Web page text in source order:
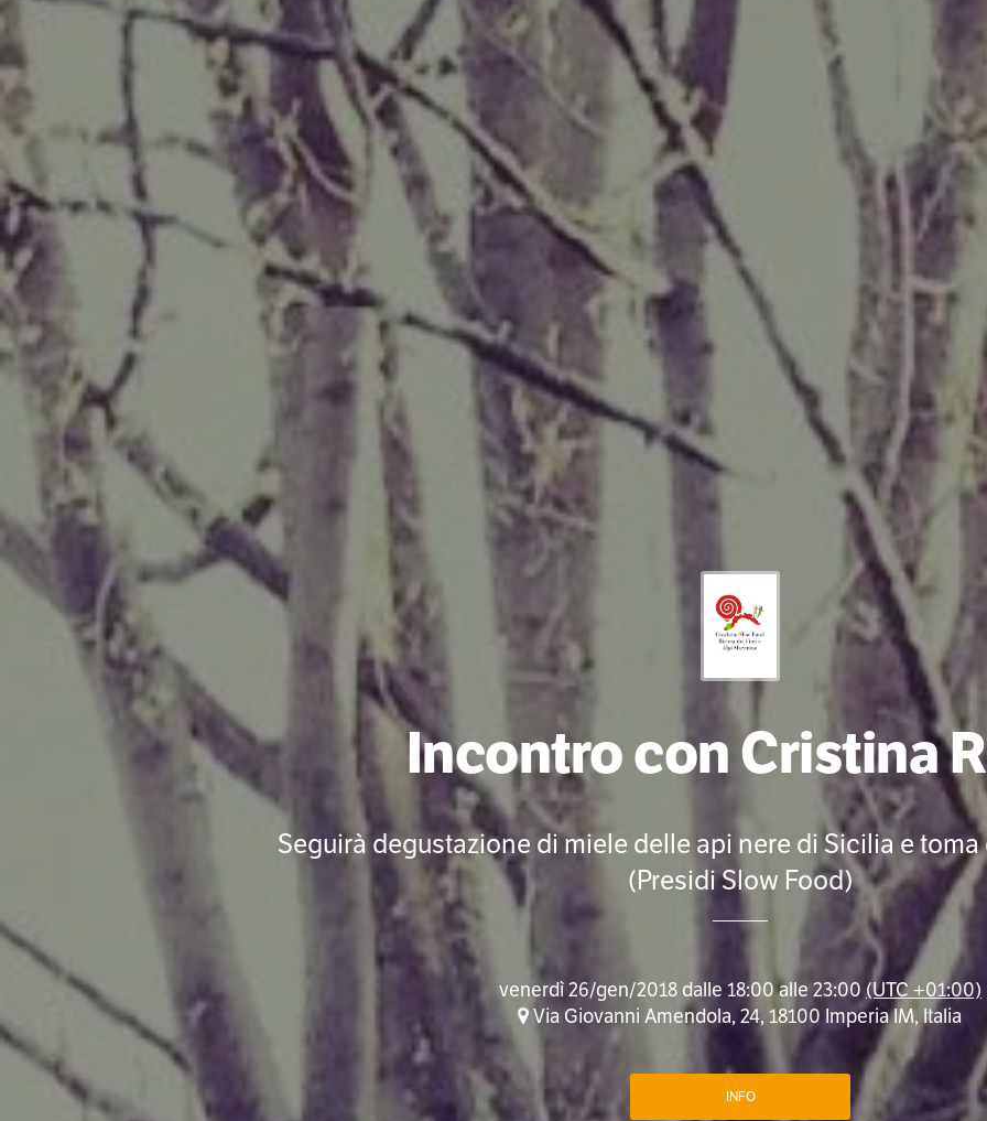
Incontro con Cristina
Seguirà degustazione di miele delle api nere di Sicilia e
(Presidi Slow Food)
venerdì 26/gen/2018 dalle 18:00 alle 23:00(UTC +01:00)
Via Giovanni Amendola, 24, 18100 Imperia IM, Italia
INFO